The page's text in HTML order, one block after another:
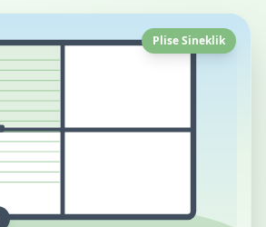
Plise Sineklik